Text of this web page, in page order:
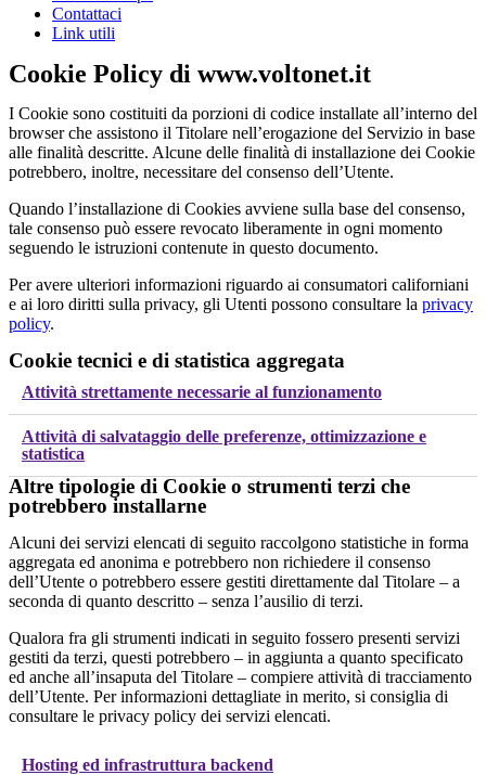
Contattaci
Link utili
Cookie Policy di www.voltonet.it
I Cookie sono costituiti da porzioni di codice installate all’interno del
browser che assistono il Titolare nell’erogazione del Servizio in base
alle finalità descritte. Alcune delle finalità di installazione dei Cookie
potrebbero, inoltre, necessitare del consenso dell’Utente.
Quando l’installazione di Cookies avviene sulla base del consenso,
tale consenso può essere revocato liberamente in ogni momento
seguendo le istruzioni contenute in questo documento.
Per avere ulteriori informazioni riguardo ai consumatori californiani
e ai loro diritti sulla privacy, gli Utenti possono consultare la privacy
policy.
Cookie tecnici e di statistica aggregata
Attività strettamente necessarie al funzionamento
Attività di salvataggio delle preferenze, ottimizzazione e
statistica
Altre tipologie di Cookie o strumenti terzi che
potrebbero installarne
Alcuni dei servizi elencati di seguito raccolgono statistiche in forma
aggregata ed anonima e potrebbero non richiedere il consenso
dell’Utente o potrebbero essere gestiti direttamente dal Titolare – a
seconda di quanto descritto – senza l’ausilio di terzi.
Qualora fra gli strumenti indicati in seguito fossero presenti servizi
gestiti da terzi, questi potrebbero – in aggiunta a quanto specificato
ed anche all’insaputa del Titolare – compiere attività di tracciamento
dell’Utente. Per informazioni dettagliate in merito, si consiglia di
consultare le privacy policy dei servizi elencati.
Hosting ed infrastruttura backend